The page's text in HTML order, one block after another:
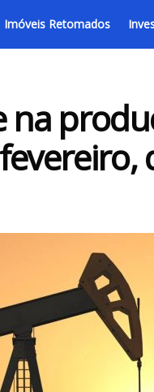
Imóveis Retomados
na